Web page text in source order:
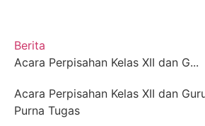
Berita
Acara Perpisahan Kelas XII dan G...
Acara Perpisahan Kelas XII dan
Purna Tugas